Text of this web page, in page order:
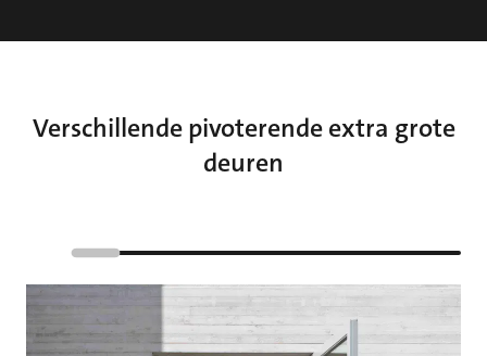
Verschillende pivoterende extra grote
deuren